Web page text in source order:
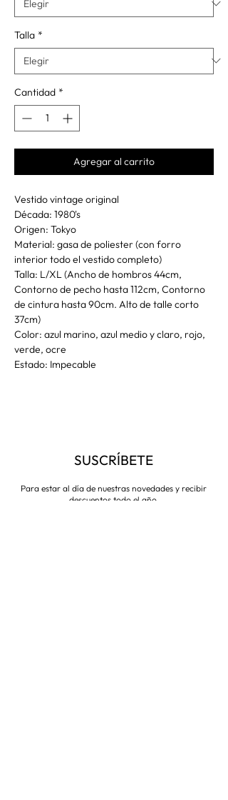
Talla *
Cantidad *
Agregar al carrito
Vestido vintage original
Década: 1980's
Origen: Tokyo
Material: gasa de poliester (con forro
interior todo el vestido completo)
Talla: L/XL (Ancho de hombros 44cm,
Contorno de pecho hasta 112cm, Contorno
de cintura hasta 90cm. Alto de talle corto
37cm)
Color: azul marino, azul medio y claro, rojo,
verde, ocre
Estado: Impecable
SUSCRÍBETE
Para estar al día de nuestras novedades y recibir
descuentos todo el año